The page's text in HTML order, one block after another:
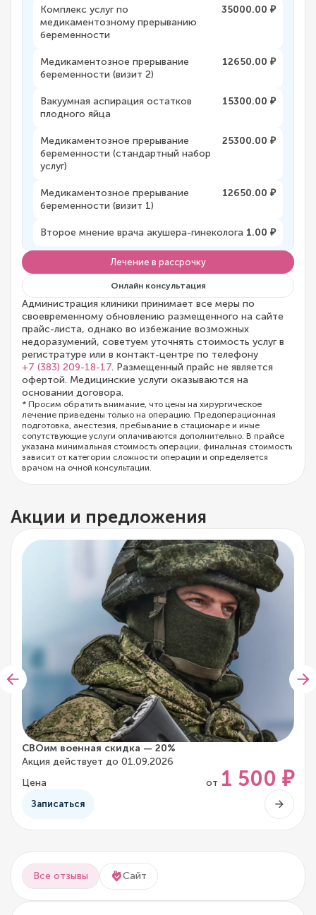
Комплекс услуг по
медикаментозному прерыванию
беременности
35000.00 ₽
Медикаментозное прерывание
беременности (визит 2)
12650.00 ₽
Вакуумная аспирация остатков
плодного яйца
15300.00 ₽
Медикаментозное прерывание
беременности (стандартный набор
услуг)
25300.00 ₽
Медикаментозное прерывание
беременности (визит 1)
12650.00 ₽
Второе мнение врача акушера-гинеколога 1.00 ₽
Лечение в рассрочку
Онлайн консультация
Администрация клиники принимает все меры по
своевременному обновлению размещенного на сайте
прайс-листа, однако во избежание возможных
недоразумений, советуем уточнять стоимость услуг в
регистратуре или в контакт-центре по телефону
+7 (383) 209-18-17. Размещенный прайс не является
офертой. Медицинские услуги оказываются на
основании договора.
* Просим обратить внимание, что цены на хирургическое
лечение приведены только на операцию. Предоперационная
подготовка, анестезия, пребывание в стационаре и иные
сопутствующие услуги оплачиваются дополнительно. В прайсе
указана минимальная стоимость операции, финальная стоимость
зависит от категории сложности операции и определяется
врачом на очной консультации.
Акции и предложения
СВОим военная скидка — 20%
Акция действует до 01.09.2026
Цена
от 1 500 ₽
Записаться
Все отзывы Сайт